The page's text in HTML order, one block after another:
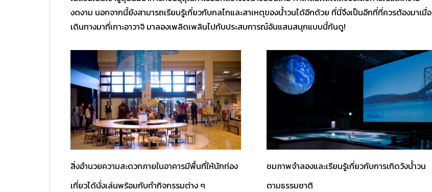
งดงาม นอกจากนี้ยังสามารถเรียนรู้เกี่ยวกับกลไกและสาเหตุของน้ำวนได้อีกด้วย ที่นี่จึงเป็นอีกที่ที่ควรต้องมาเมื่อ
เดินทางมาที่เกาะอาวาจิ มาลองเพลิดเพลินไปกับประสบการณ์อันแสนสนุกแบบนี้กันดู!
สิ่งอำนวยความสะดวกภายในอาคารมีพื้นที่ให้นักท่อง
เที่ยวได้นั่งเล่นพร้อมกับทำกิจกรรมต่าง ๆ
ชมภาพจำลองและเรียนรู้เกี่ยวกับการเกิดวังน้ำวน
ตามธรรมชาติ